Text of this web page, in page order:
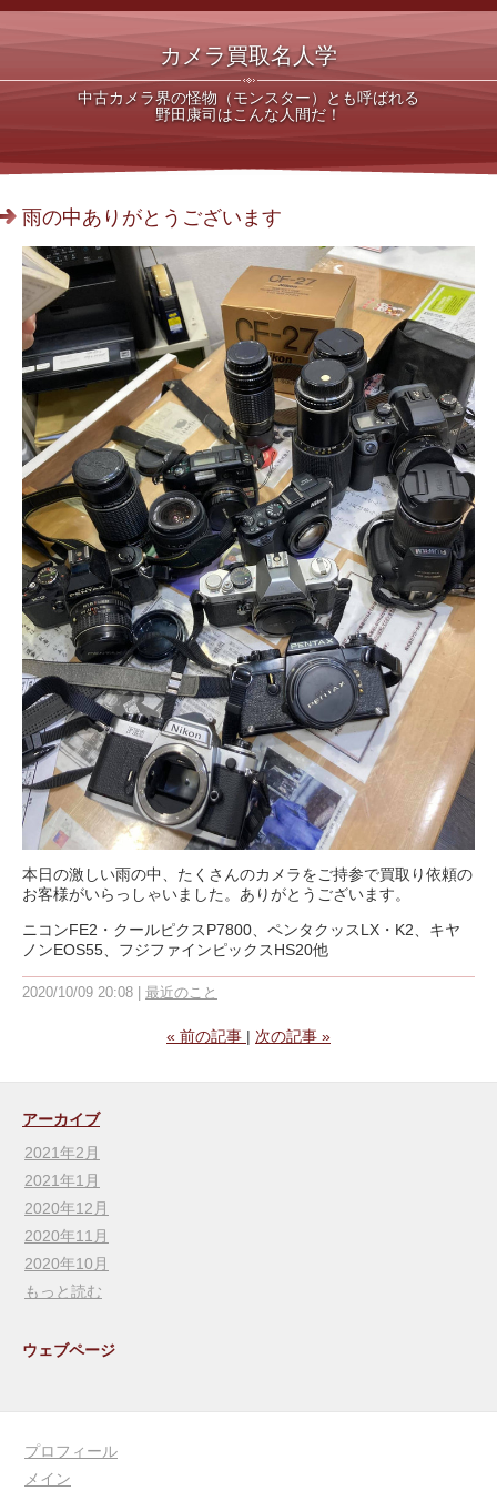
カメラ買取名人学
中古カメラ界の怪物（モンスター）とも呼ばれる
野田康司はこんな人間だ！
雨の中ありがとうございます
本日の激しい雨の中、たくさんのカメラをご持参で買取り依頼の
お客様がいらっしゃいました。ありがとうございます。
ニコンFE2・クールピクスP7800、ペンタクッスLX・K2、キヤ
ノンEOS55、フジファインピックスHS20他
2020/10/09 20:08 最近のこと
« 前の記事 次の記事 »
アーカイブ
2021年2月
2021年1月
2020年12月
2020年11月
2020年10月
もっと読む
ウェブページ
プロフィール
メイン